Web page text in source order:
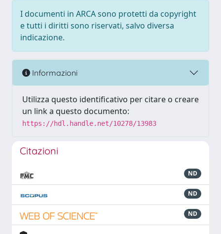
I documenti in ARCA sono protetti da copyright
e tutti i diritti sono riservati, salvo diversa
indicazione.
Informazioni
Utilizza questo identificativo per citare o creare
un link a questo documento:
https://hdl.handle.net/10278/13983
Citazioni
ND
ND
ND